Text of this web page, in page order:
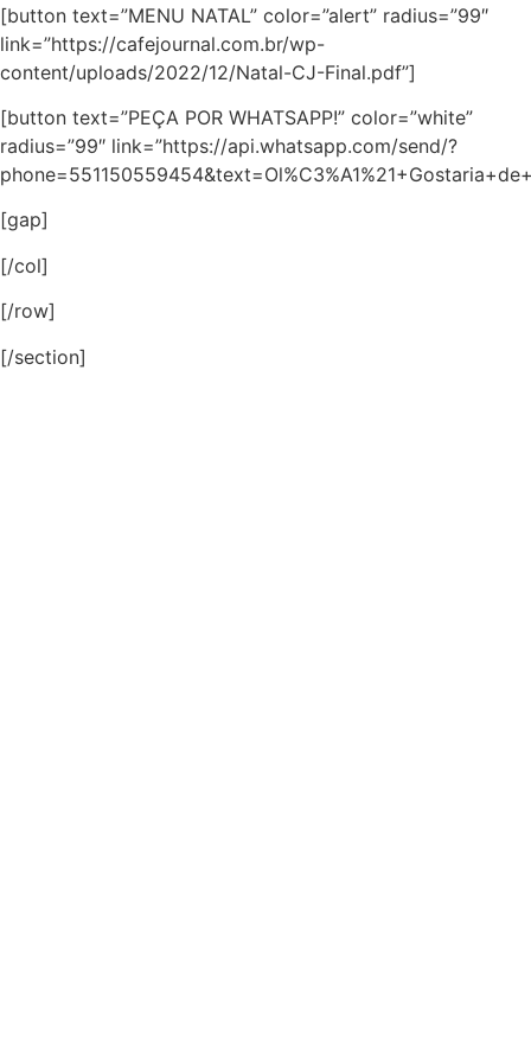
[button text=”MENU NATAL” color=”alert” radius=”99″
link=”https://cafejournal.com.br/wp-
content/uploads/2022/12/Natal-CJ-Final.pdf”]
[button text=”PEÇA POR WHATSAPP!” color=”white”
radius=”99″ link=”https://api.whatsapp.com/send/?
[gap]
[/col]
[/row]
[/section]